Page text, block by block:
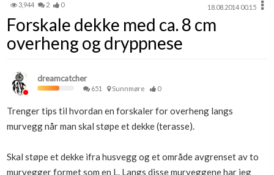
Papirer som mangler
Skaff dokumentasjon som mangler
Kundeservice
Se din bolig? Klikk her
Få mer ut av Boligmappa
3,944 2 0 18.08.2014 00.15
Forskale dekke med ca. 8 cm
overheng og dryppnese
dreamcatcher
651 Sunnmøre 0
Trenger tips til hvordan en forskaler for overheng langs
murvegg når man skal støpe et dekke (terasse).
Skal støpe et dekke ifra husvegg og et område avgrenset av to
murvegger formet som en L. Langs disse murveggene har jeg